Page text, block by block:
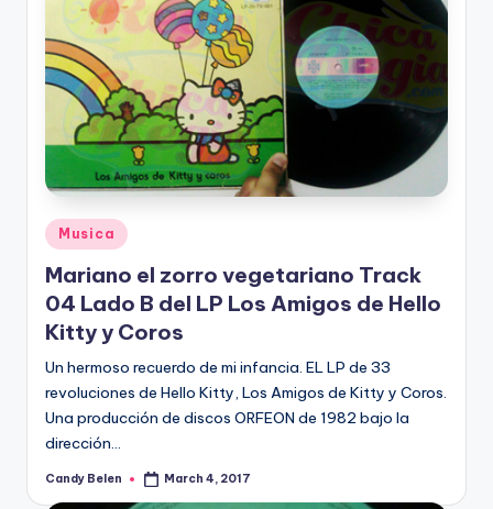
Posted
in
Musica
Mariano el zorro vegetariano Track
04 Lado B del LP Los Amigos de Hello
Kitty y Coros
Un hermoso recuerdo de mi infancia. EL LP de 33
revoluciones de Hello Kitty, Los Amigos de Kitty y Coros.
Una producción de discos ORFEON de 1982 bajo la
dirección…
Posted
Candy Belen March 4, 2017